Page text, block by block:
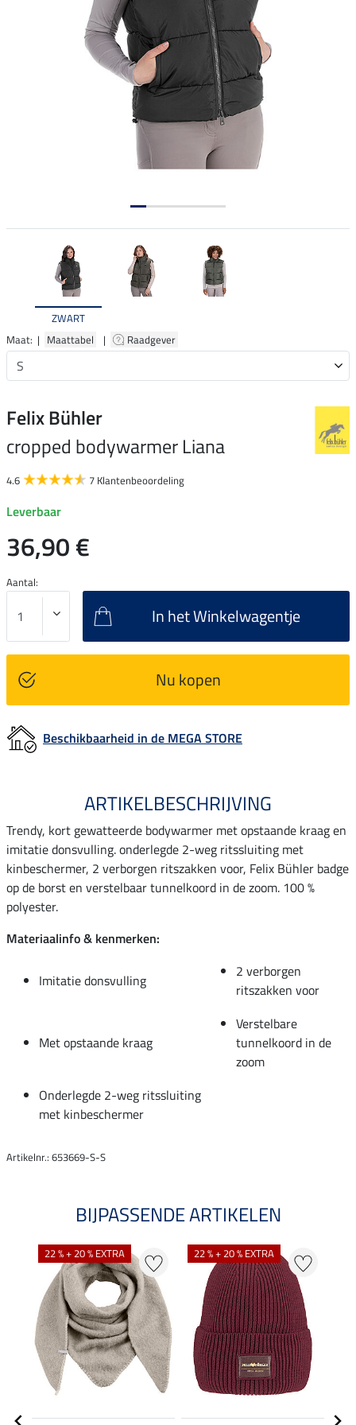
ZWART
Maat: | Maattabel | Raadgever
Felix Bühler
cropped bodywarmer Liana
4.6 7 Klantenbeoordeling
Leverbaar
36,90 €
Aantal:
In het Winkelwagentje
Nu kopen
Beschikbaarheid in de MEGA STORE
ARTIKELBESCHRIJVING
Trendy, kort gewatteerde bodywarmer met opstaande kraag en
imitatie donsvulling. onderlegde 2-weg ritssluiting met
kinbeschermer, 2 verborgen ritszakken voor, Felix Bühler badge
op de borst en verstelbaar tunnelkoord in de zoom. 100 %
polyester.
Materiaalinfo & kenmerken:
Imitatie donsvulling
2 verborgen
ritszakken voor
Met opstaande kraag
Verstelbare
tunnelkoord in de
zoom
Onderlegde 2-weg ritssluiting
met kinbeschermer
Artikelnr.: 653669-S-S
BIJPASSENDE ARTIKELEN
22 % + 20 % EXTRA 22 % + 20 % EXTRA